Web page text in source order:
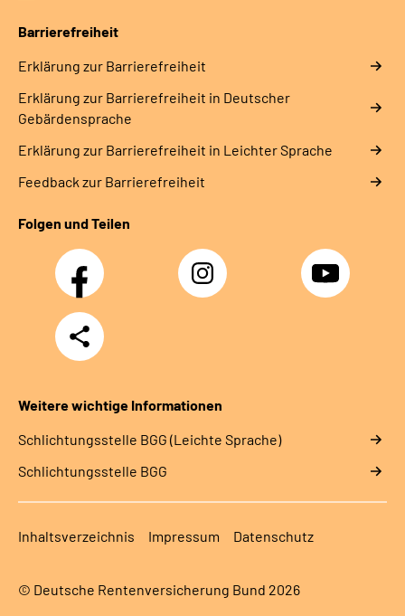
Barrierefreiheit
Erklärung zur Barrierefreiheit
Erklärung zur Barrierefreiheit in Deutscher
Gebärdensprache
Erklärung zur Barrierefreiheit in Leichter Sprache
Feedback zur Barrierefreiheit
Folgen und Teilen
Facebook Instagram YouTube
Teilen
Weitere wichtige Informationen
Schlich­tungs­stel­le BGG (Leichte Sprache)
Schlich­tungs­stel­le BGG
Inhaltsverzeichnis Impressum Datenschutz
© Deutsche Rentenversicherung Bund 2026